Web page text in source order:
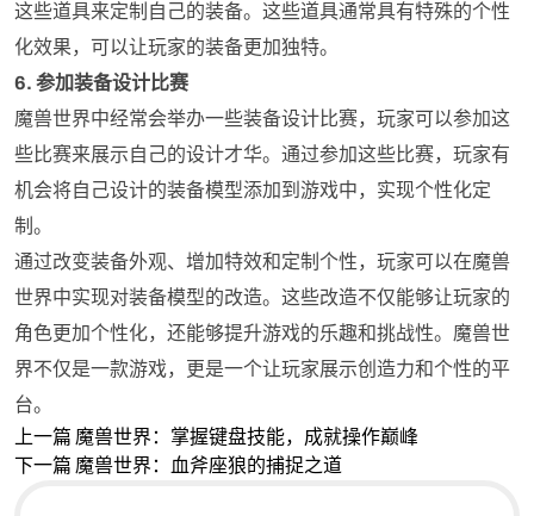
这些道具来定制自己的装备。这些道具通常具有特殊的个性
化效果，可以让玩家的装备更加独特。
6. 参加装备设计比赛
魔兽世界中经常会举办一些装备设计比赛，玩家可以参加这
些比赛来展示自己的设计才华。通过参加这些比赛，玩家有
机会将自己设计的装备模型添加到游戏中，实现个性化定
制。
通过改变装备外观、增加特效和定制个性，玩家可以在魔兽
世界中实现对装备模型的改造。这些改造不仅能够让玩家的
角色更加个性化，还能够提升游戏的乐趣和挑战性。魔兽世
界不仅是一款游戏，更是一个让玩家展示创造力和个性的平
台。
上一篇 魔兽世界：掌握键盘技能，成就操作巅峰
下一篇 魔兽世界：血斧座狼的捕捉之道